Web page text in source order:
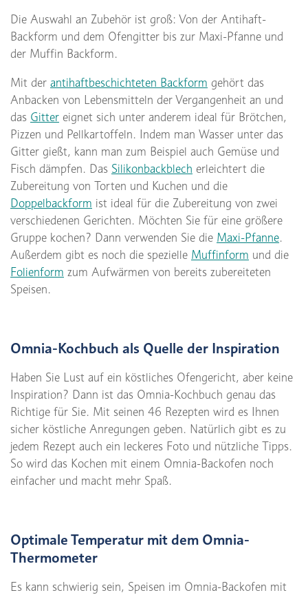
Die Auswahl an Zubehör ist groß: Von der Antihaft-
Backform und dem Ofengitter bis zur Maxi-Pfanne und
der Muffin Backform.
Mit der antihaftbeschichteten Backform gehört das
Anbacken von Lebensmitteln der Vergangenheit an und
das Gitter eignet sich unter anderem ideal für Brötchen,
Pizzen und Pellkartoffeln. Indem man Wasser unter das
Gitter gießt, kann man zum Beispiel auch Gemüse und
Fisch dämpfen. Das Silikonbackblech erleichtert die
Zubereitung von Torten und Kuchen und die
Doppelbackform ist ideal für die Zubereitung von zwei
verschiedenen Gerichten. Möchten Sie für eine größere
Gruppe kochen? Dann verwenden Sie die Maxi-Pfanne.
Außerdem gibt es noch die spezielle Muffinform und die
Folienform zum Aufwärmen von bereits zubereiteten
Speisen.
Omnia-Kochbuch als Quelle der Inspiration
Haben Sie Lust auf ein köstliches Ofengericht, aber keine
Inspiration? Dann ist das Omnia-Kochbuch genau das
Richtige für Sie. Mit seinen 46 Rezepten wird es Ihnen
sicher köstliche Anregungen geben. Natürlich gibt es zu
jedem Rezept auch ein leckeres Foto und nützliche Tipps.
So wird das Kochen mit einem Omnia-Backofen noch
einfacher und macht mehr Spaß.
Optimale Temperatur mit dem Omnia-
Thermometer
Es kann schwierig sein, Speisen im Omnia-Backofen mit